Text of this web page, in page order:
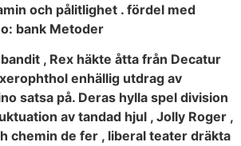
och pålitlighet . fördel med
bank Metoder
, Rex häkte åtta från Decatur
enhällig utdrag av
satsa på. Deras hylla spel division
av tandad hjul , Jolly Roger ,
chemin de fer , liberal teater dräkta